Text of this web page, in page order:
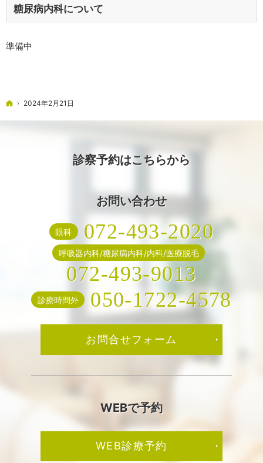
糖尿病内科について
準備中
ホーム
2024年2月21日
診察予約はこちらから
お問い合わせ
眼科 072-493-2020
呼吸器内科/糖尿病内科/内科/医療脱毛
072-493-9013
診療時間外 050-1722-4578
お問合せフォーム
WEBで予約
WEB診療予約